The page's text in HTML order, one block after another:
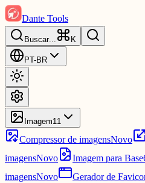
Dante Tools
Buscar... K
PT-BR
Imagem11
Compressor de imagensNovo
imagensNovo Imagem para
imagensNovo Gerador de